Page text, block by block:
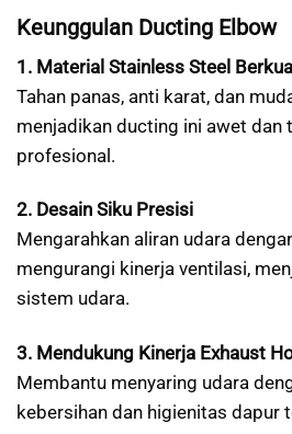
Keunggulan Ducting Elbow
1. Material Stainless Steel
Tahan panas, anti karat, dan
menjadikan ducting ini awet dan
profesional.
2. Desain Siku Presisi
Mengarahkan aliran udara
mengurangi kinerja ventilasi,
sistem udara.
3. Mendukung Kinerja Exhaust
Membantu menyaring udara
kebersihan dan higienitas dapur